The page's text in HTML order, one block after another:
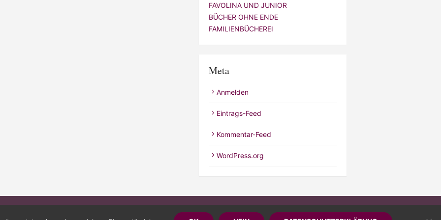
FAVOLINA UND JUNIOR
BÜCHER OHNE ENDE
FAMILIENBÜCHEREI
Meta
Anmelden
Eintrags-Feed
Kommentar-Feed
WordPress.org
Powered by WordPress / Theme by Design Lab